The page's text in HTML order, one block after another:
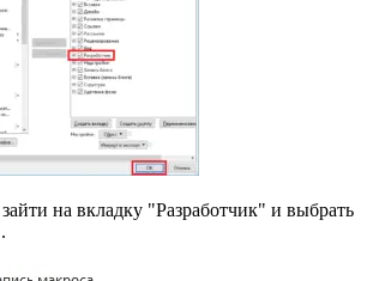
на вкладку "Разработчик" и выбрать